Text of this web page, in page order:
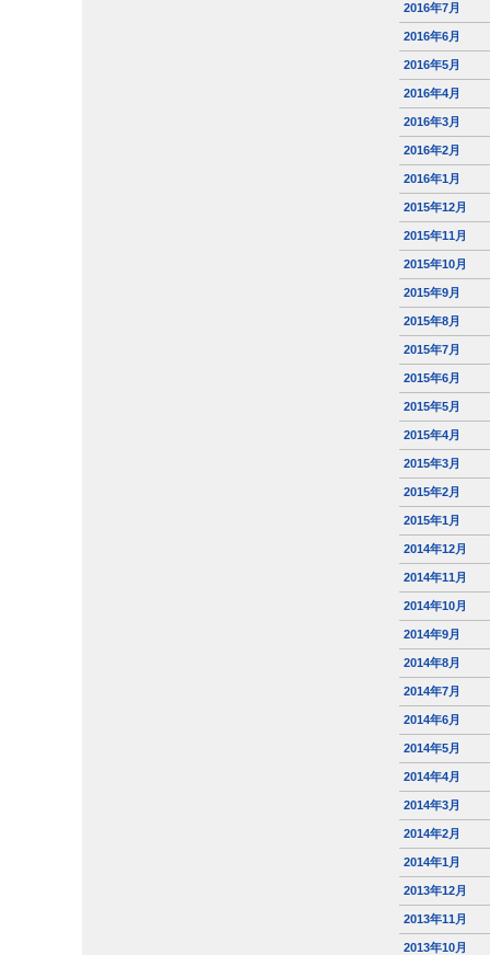
2016年7月
2016年6月
2016年5月
2016年4月
2016年3月
2016年2月
2016年1月
2015年12月
2015年11月
2015年10月
2015年9月
2015年8月
2015年7月
2015年6月
2015年5月
2015年4月
2015年3月
2015年2月
2015年1月
2014年12月
2014年11月
2014年10月
2014年9月
2014年8月
2014年7月
2014年6月
2014年5月
2014年4月
2014年3月
2014年2月
2014年1月
2013年12月
2013年11月
2013年10月